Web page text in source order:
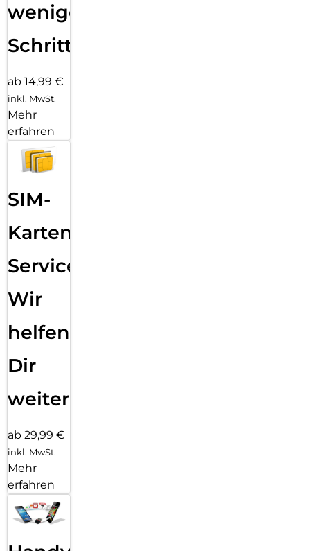
wenigen
Schritten
ab 14,99 €
inkl. MwSt.
Mehr
erfahren
SIM-
Karten
Service:
Wir
helfen
Dir
weiter
ab 29,99 €
inkl. MwSt.
Mehr
erfahren